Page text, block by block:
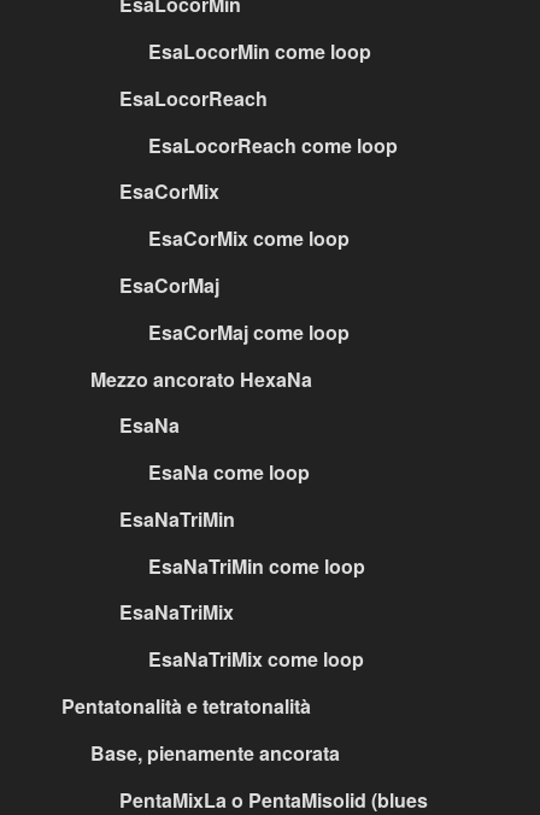
EsaLocorMin come loop
EsaLocorReach
EsaLocorReach come loop
EsaCorMix
EsaCorMix come loop
EsaCorMaj
EsaCorMaj come loop
Mezzo ancorato HexaNa
EsaNa
EsaNa come loop
EsaNaTriMin
EsaNaTriMin come loop
EsaNaTriMix
EsaNaTriMix come loop
Pentatonalità e tetratonalità
Base, pienamente ancorata
PentaMixLa o PentaMisolid (blues